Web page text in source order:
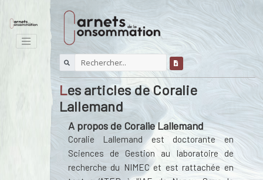
Les articles de Coralie
Lallemand
A propos de Coralie Lallemand
Coralie Lallemand est doctorante en
Sciences de Gestion au laboratoire de
recherche du NIMEC et est rattachée en